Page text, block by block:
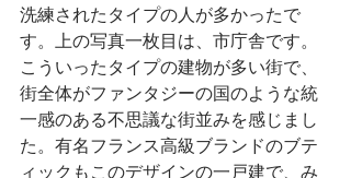
洗練されたタイプの人が多かったで
す。上の写真一枚目は、市庁舎です。
こういったタイプの建物が多い街で、
街全体がファンタジーの国のような統
一感のある不思議な街並みを感じまし
た。有名フランス高級ブランドのブテ
ィックもこのデザインの一戸建で、み